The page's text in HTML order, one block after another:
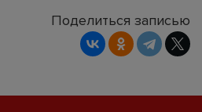
Поделиться записью